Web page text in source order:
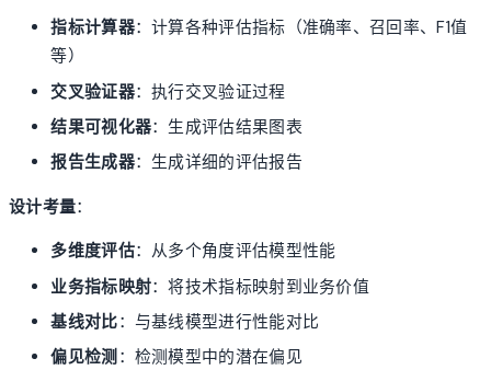
指标计算器：计算各种评估指标（准确率、召回率、F1值
等）
交叉验证器：执行交叉验证过程
结果可视化器：生成评估结果图表
报告生成器：生成详细的评估报告
设计考量：
多维度评估：从多个角度评估模型性能
业务指标映射：将技术指标映射到业务价值
基线对比：与基线模型进行性能对比
偏见检测 ：检测模型中的潜在偏见